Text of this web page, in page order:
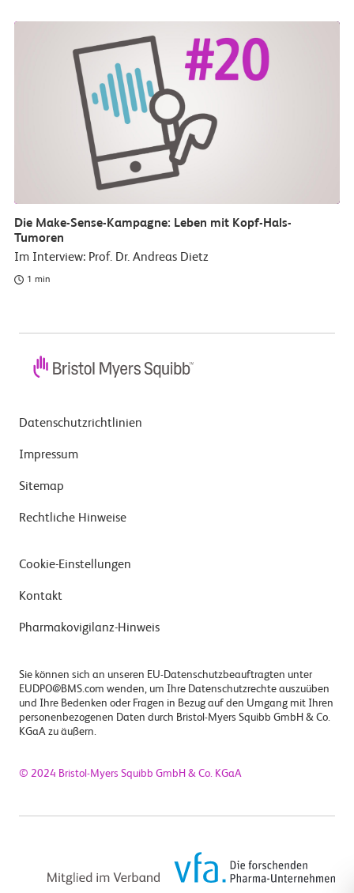
Die Make-Sense-Kampagne: Leben mit Kopf-Hals-
Tumoren
Im Interview: Prof. Dr. Andreas Dietz
1 min
Datenschutzrichtlinien
Impressum
Sitemap
Rechtliche Hinweise
Cookie-Einstellungen
Kontakt
Pharmakovigilanz-Hinweis
Sie können sich an unseren EU-Datenschutzbeauftragten unter
EUDPO@BMS.com wenden, um Ihre Datenschutzrechte auszuüben
und Ihre Bedenken oder Fragen in Bezug auf den Umgang mit Ihren
personenbezogenen Daten durch Bristol-Myers Squibb GmbH & Co.
KGaA zu äußern.
© 2024 Bristol-Myers Squibb GmbH & Co. KGaA